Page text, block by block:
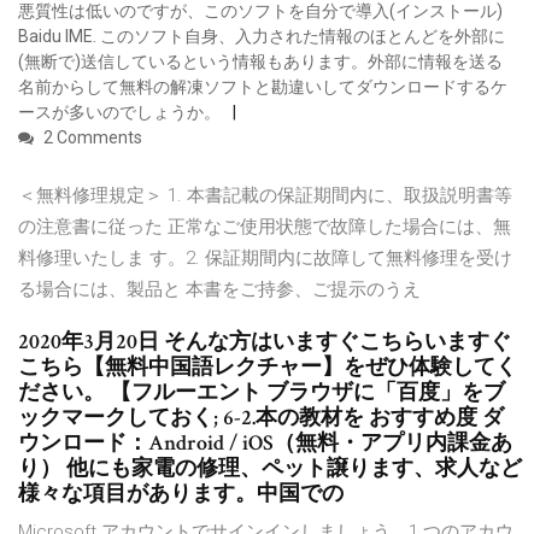
悪質性は低いのですが、このソフトを自分で導入(インストール)
Baidu IME. このソフト自身、入力された情報のほとんどを外部に
(無断で)送信しているという情報もあります。外部に情報を送る
名前からして無料の解凍ソフトと勘違いしてダウンロードするケ
ースが多いのでしょうか。
2 Comments
＜無料修理規定＞ 1. 本書記載の保証期間内に、取扱説明書等
の注意書に従った 正常なご使用状態で故障した場合には、無
料修理いたしま す。2. 保証期間内に故障して無料修理を受け
る場合には、製品と 本書をご持参、ご提示のうえ
2020年3月20日 そんな方はいますぐこちらいますぐ
こちら【無料中国語レクチャー】をぜひ体験してく
ださい。 【フルーエント ブラウザに「百度」をブ
ックマークしておく; 6-2.本の教材を おすすめ度 ダ
ウンロード：Android / iOS（無料・アプリ内課金あ
り） 他にも家電の修理、ペット譲ります、求人など
様々な項目があります。中国での